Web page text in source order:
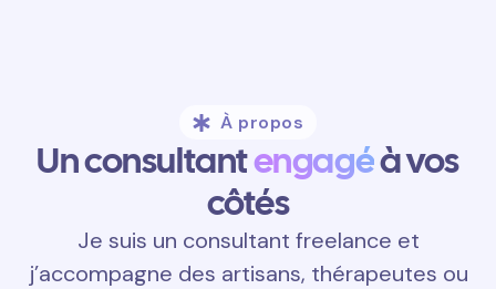
À propos
Un consultantengagéà vos
côtés
Je suis un consultant freelance et
j’accompagne des artisans, thérapeutes ou